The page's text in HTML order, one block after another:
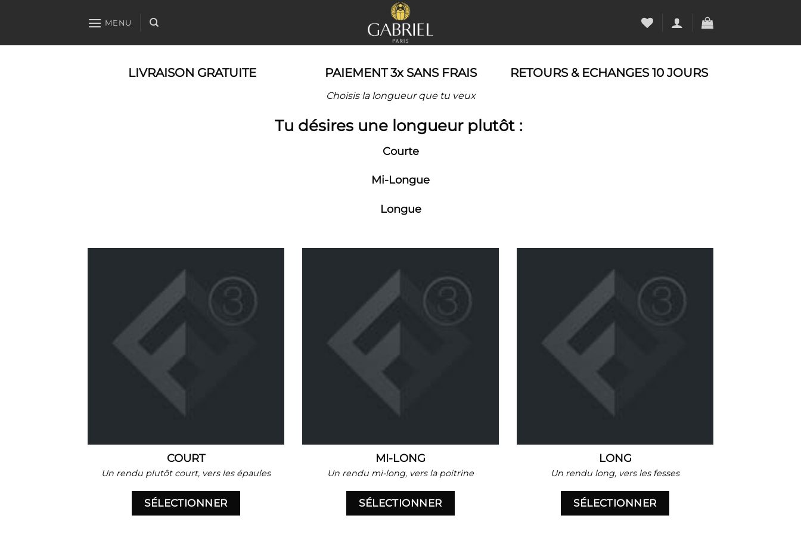
MENU
LIVRAISON GRATUITE PAIEMENT 3x SANS FRAIS RETOURS & ECHANGES 10 JOURS
Choisis la longueur que tu veux
Tu désires une longueur plutôt :
Courte
Mi-Longue
Longue
COURT
Un rendu plutôt court, vers les épaules
SÉLECTIONNER
MI-LONG
Un rendu mi-long, vers la poitrine
SÉLECTIONNER
LONG
Un rendu long, vers les fesses
SÉLECTIONNER